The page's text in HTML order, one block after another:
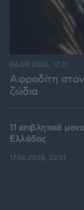
Αφροδίτη
ζώδια
06.08.2026, 17:31
11 επιβλητικά
Ελλάδας
17.06.2026, 22:51